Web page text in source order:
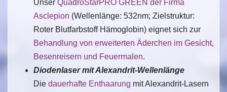
Unser QuadroStarPRO GREEN der Firma
Asclepion (Wellenlänge: 532nm; Zielstruktur:
Roter Blutfarbstoff Hämoglobin) eignet sich zur
Behandlung von erweiterten Äderchen im Gesicht,
Besenreisern und Feuermalen.
Diodenlaser mit Alexandrit-Wellenlänge
Die dauerhafte Enthaarung mit Alexandrit-Lasern